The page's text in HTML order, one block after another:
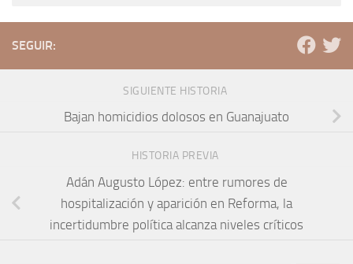
SEGUIR:
SIGUIENTE HISTORIA
Bajan homicidios dolosos en Guanajuato
HISTORIA PREVIA
Adán Augusto López: entre rumores de
hospitalización y aparición en Reforma, la
incertidumbre política alcanza niveles críticos